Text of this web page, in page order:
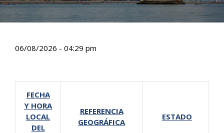
06/08/2026 - 04:29 pm
FECHA
Y HORA
LOCAL
DEL
REFERENCIA
GEOGRÁFICA
ESTADO